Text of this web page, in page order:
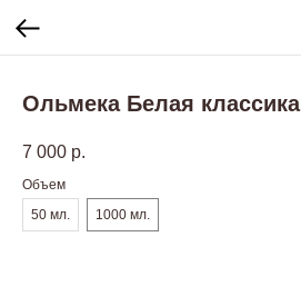
Ольмека Белая классика
7 000 р.
Объем
50 мл.
1000 мл.